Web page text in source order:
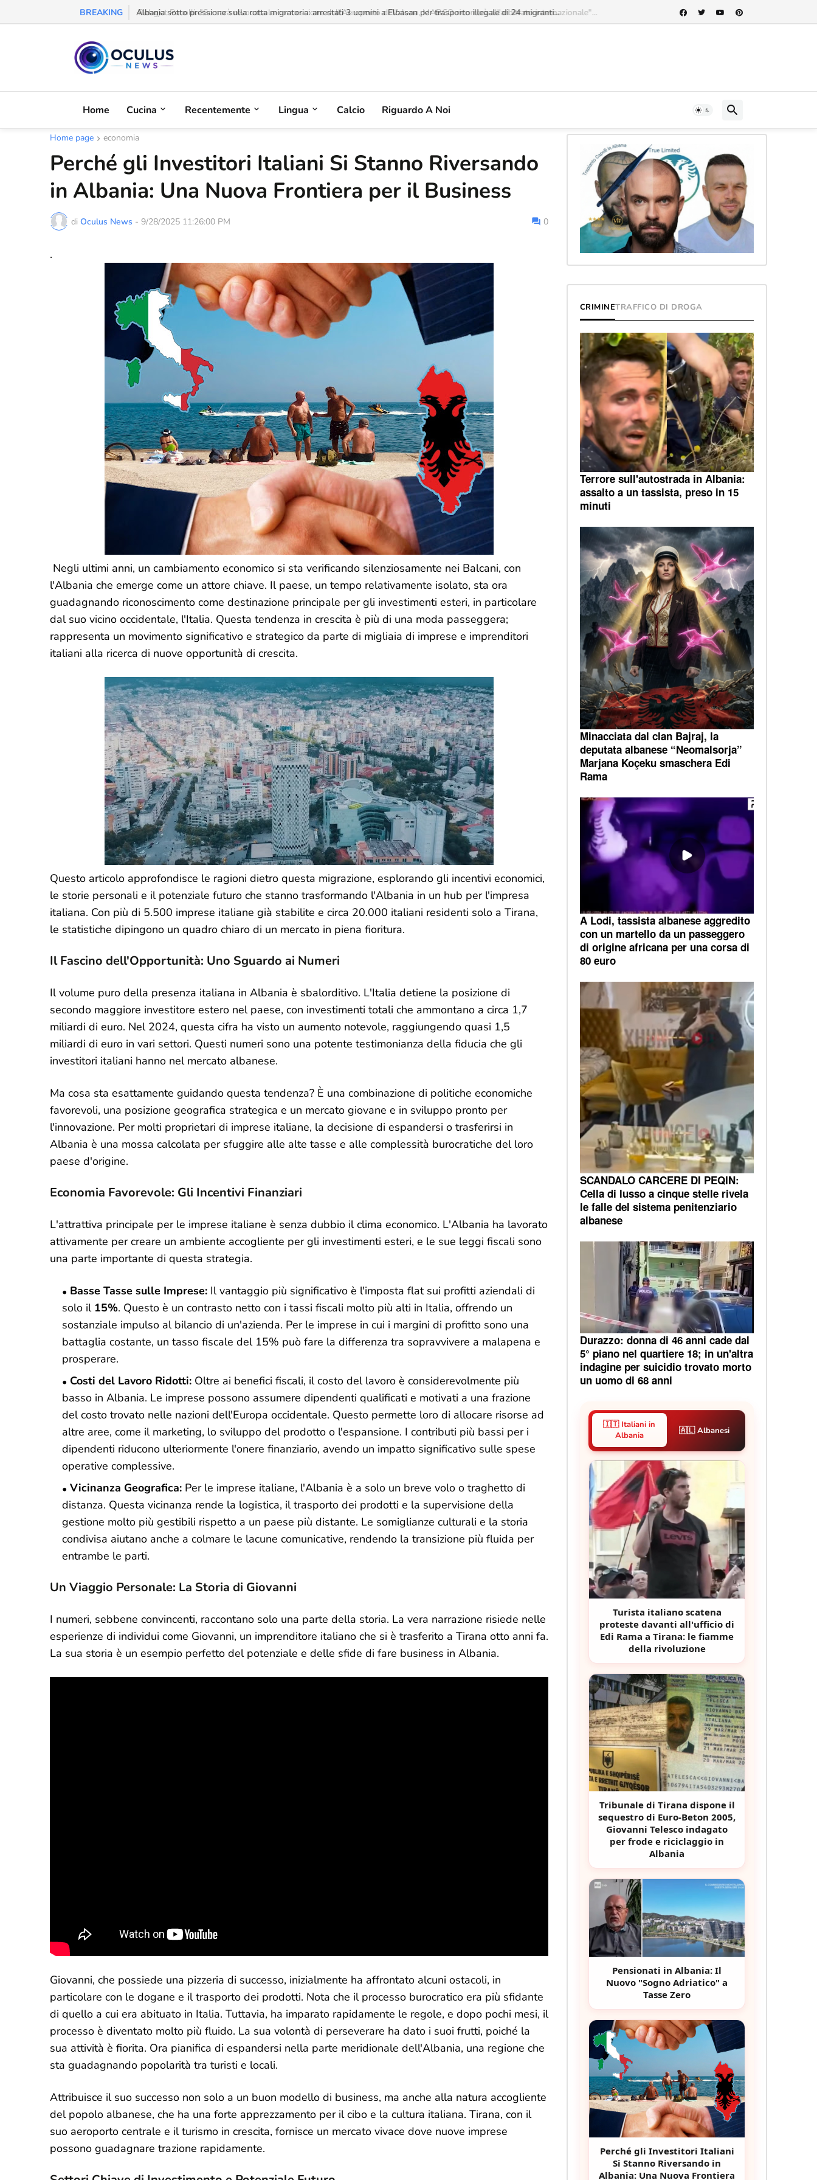
BREAKING Behgjet Pacolli: "Se sarà revocata la concessione dell'Aeroporto di Valona, MABCO ricorrerà all'arbitrato internazionale"...
Home Cucina Recentemente Lingua Calcio Riguardo A Noi
Home page economia
Perché gli Investitori Italiani Si Stanno Riversando
in Albania: Una Nuova Frontiera per il Business
di Oculus News - 9/28/2025 11:26:00 PM 0
.
Negli ultimi anni, un cambiamento economico si sta verificando silenziosamente nei Balcani, con
l'Albania che emerge come un attore chiave. Il paese, un tempo relativamente isolato, sta ora
guadagnando riconoscimento come destinazione principale per gli investimenti esteri, in particolare
dal suo vicino occidentale, l'Italia. Questa tendenza in crescita è più di una moda passeggera;
rappresenta un movimento significativo e strategico da parte di migliaia di imprese e imprenditori
italiani alla ricerca di nuove opportunità di crescita.
Questo articolo approfondisce le ragioni dietro questa migrazione, esplorando gli incentivi economici,
le storie personali e il potenziale futuro che stanno trasformando l'Albania in un hub per l'impresa
italiana. Con più di 5.500 imprese italiane già stabilite e circa 20.000 italiani residenti solo a Tirana,
le statistiche dipingono un quadro chiaro di un mercato in piena fioritura.
Il Fascino dell'Opportunità: Uno Sguardo ai Numeri
Il volume puro della presenza italiana in Albania è sbalorditivo. L'Italia detiene la posizione di
secondo maggiore investitore estero nel paese, con investimenti totali che ammontano a circa 1,7
miliardi di euro. Nel 2024, questa cifra ha visto un aumento notevole, raggiungendo quasi 1,5
miliardi di euro in vari settori. Questi numeri sono una potente testimonianza della fiducia che gli
investitori italiani hanno nel mercato albanese.
Ma cosa sta esattamente guidando questa tendenza? È una combinazione di politiche economiche
favorevoli, una posizione geografica strategica e un mercato giovane e in sviluppo pronto per
l'innovazione. Per molti proprietari di imprese italiane, la decisione di espandersi o trasferirsi in
Albania è una mossa calcolata per sfuggire alle alte tasse e alle complessità burocratiche del loro
paese d'origine.
Economia Favorevole: Gli Incentivi Finanziari
L'attrattiva principale per le imprese italiane è senza dubbio il clima economico. L'Albania ha lavorato
attivamente per creare un ambiente accogliente per gli investimenti esteri, e le sue leggi fiscali sono
una parte importante di questa strategia.
Basse Tasse sulle Imprese: Il vantaggio più significativo è l'imposta flat sui profitti aziendali di
solo il 15%. Questo è un contrasto netto con i tassi fiscali molto più alti in Italia, offrendo un
sostanziale impulso al bilancio di un'azienda. Per le imprese in cui i margini di profitto sono una
battaglia costante, un tasso fiscale del 15% può fare la differenza tra sopravvivere a malapena e
prosperare.
Costi del Lavoro Ridotti: Oltre ai benefici fiscali, il costo del lavoro è considerevolmente più
basso in Albania. Le imprese possono assumere dipendenti qualificati e motivati a una frazione
del costo trovato nelle nazioni dell'Europa occidentale. Questo permette loro di allocare risorse ad
altre aree, come il marketing, lo sviluppo del prodotto o l'espansione. I contributi più bassi per i
dipendenti riducono ulteriormente l'onere finanziario, avendo un impatto significativo sulle spese
operative complessive.
Vicinanza Geografica: Per le imprese italiane, l'Albania è a solo un breve volo o traghetto di
distanza. Questa vicinanza rende la logistica, il trasporto dei prodotti e la supervisione della
gestione molto più gestibili rispetto a un paese più distante. Le somiglianze culturali e la storia
condivisa aiutano anche a colmare le lacune comunicative, rendendo la transizione più fluida per
entrambe le parti.
Un Viaggio Personale: La Storia di Giovanni
I numeri, sebbene convincenti, raccontano solo una parte della storia. La vera narrazione risiede nelle
esperienze di individui come Giovanni, un imprenditore italiano che si è trasferito a Tirana otto anni fa.
La sua storia è un esempio perfetto del potenziale e delle sfide di fare business in Albania.
Giovanni, che possiede una pizzeria di successo, inizialmente ha affrontato alcuni ostacoli, in
particolare con le dogane e il trasporto dei prodotti. Nota che il processo burocratico era più sfidante
di quello a cui era abituato in Italia. Tuttavia, ha imparato rapidamente le regole, e dopo pochi mesi, il
processo è diventato molto più fluido. La sua volontà di perseverare ha dato i suoi frutti, poiché la
sua attività è fiorita. Ora pianifica di espandersi nella parte meridionale dell'Albania, una regione che
sta guadagnando popolarità tra turisti e locali.
Attribuisce il suo successo non solo a un buon modello di business, ma anche alla natura accogliente
del popolo albanese, che ha una forte apprezzamento per il cibo e la cultura italiana. Tirana, con il
suo aeroporto centrale e il turismo in crescita, fornisce un mercato vivace dove nuove imprese
possono guadagnare trazione rapidamente.
CRIMINETRAFFICO DI DROGA
Terrore sull'autostrada in Albania:
assalto a un tassista, preso in 15
minuti
Minacciata dal clan Bajraj, la
deputata albanese “Neomalsorja”
Marjana Koçeku smaschera Edi
Rama
A Lodi, tassista albanese aggredito
con un martello da un passeggero
di origine africana per una corsa di
80 euro
SCANDALO CARCERE DI PEQIN:
Cella di lusso a cinque stelle rivela
le falle del sistema penitenziario
albanese
Durazzo: donna di 46 anni cade dal
5° piano nel quartiere 18; in un'altra
indagine per suicidio trovato morto
un uomo di 68 anni
🇮🇹 Italiani in
Albania
🇦🇱 Albanesi
Turista italiano scatena
proteste davanti all'ufficio di
Edi Rama a Tirana: le fiamme
della rivoluzione
Tribunale di Tirana dispone il
sequestro di Euro-Beton 2005,
Giovanni Telesco indagato
per frode e riciclaggio in
Albania
Pensionati in Albania: Il
Nuovo "Sogno Adriatico" a
Tasse Zero
Perché gli Investitori Italiani
Si Stanno Riversando in
Albania: Una Nuova Frontiera